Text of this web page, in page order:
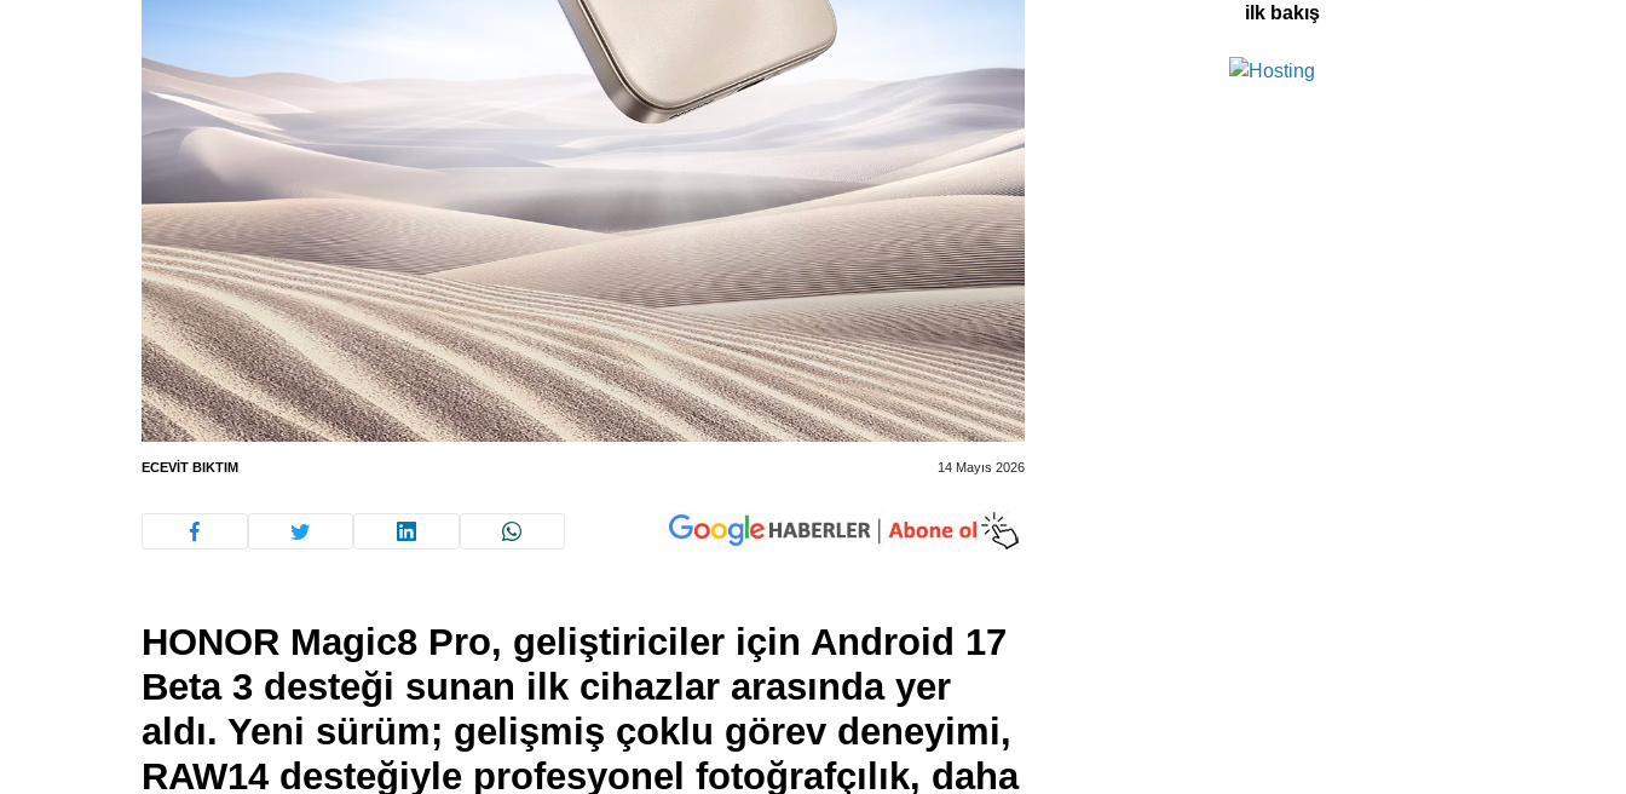
ECEVIT BIKTIM 14 Mayıs 2026
HONOR Magic8 Pro, geliştiriciler için Android 17
Beta 3 desteği sunan ilk cihazlar arasında yer
aldı. Yeni sürüm; gelişmiş çoklu görev deneyimi,
RAW14 desteğiyle profesyonel fotoğrafçılık, daha
ilk bakış